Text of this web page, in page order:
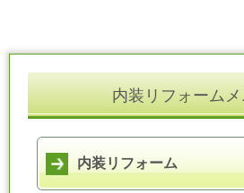
内装リフォーム
内装リフォーム